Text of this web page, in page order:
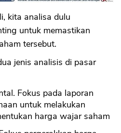
kita analisa dulu
untuk memastikan
tersebut.
jenis analisis di pasar
Fokus pada laporan
untuk melakukan
harga wajar saham